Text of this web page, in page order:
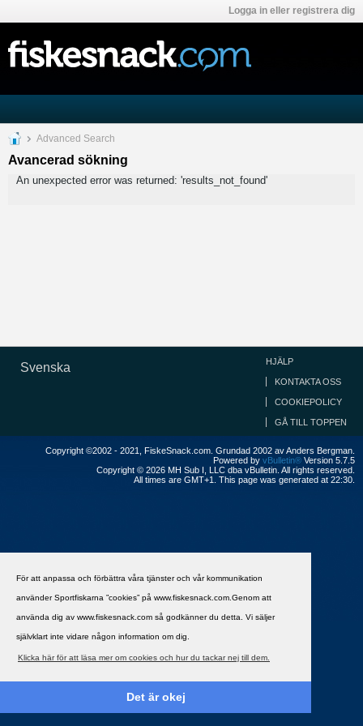
För att anpassa och förbättra våra tjänster och vår kommunikation
använder Sportfiskarna ”cookies” på www.fiskesnack.com.Genom att
använda dig av www.fiskesnack.com så godkänner du detta. Vi säljer
självklart inte vidare någon information om dig.
Klicka här för att läsa mer om cookies och hur du tackar nej till dem.
Det är okej
Logga in eller registrera dig
Advanced Search
Avancerad sökning
An unexpected error was returned: 'results_not_found'
Svenska HJÄLP
KONTAKTA OSS
COOKIEPOLICY
GÅ TILL TOPPEN
Copyright ©2002 - 2021, FiskeSnack.com. Grundad 2002 av Anders Bergman.
Powered by vBulletin® Version 5.7.5
Copyright © 2026 MH Sub I, LLC dba vBulletin. All rights reserved.
All times are GMT+1. This page was generated at 22:30.